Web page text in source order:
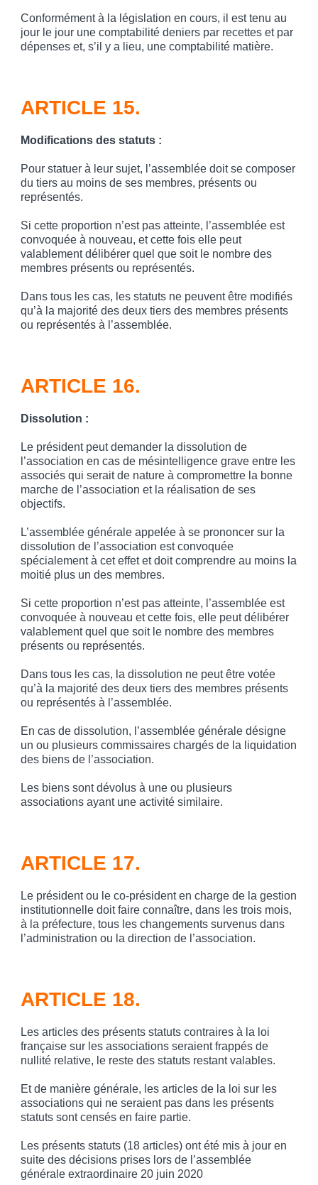
Conformément à la législation en cours, il est tenu au
jour le jour une comptabilité deniers par recettes et par
dépenses et, s’il y a lieu, une comptabilité matière.
ARTICLE 15.
Modifications des statuts :
Pour statuer à leur sujet, l’assemblée doit se composer
du tiers au moins de ses membres, présents ou
représentés.
Si cette proportion n’est pas atteinte, l’assemblée est
convoquée à nouveau, et cette fois elle peut
valablement délibérer quel que soit le nombre des
membres présents ou représentés.
Dans tous les cas, les statuts ne peuvent être modifiés
qu’à la majorité des deux tiers des membres présents
ou représentés à l’assemblée.
ARTICLE 16.
Dissolution :
Le président peut demander la dissolution de
l’association en cas de mésintelligence grave entre les
associés qui serait de nature à compromettre la bonne
marche de l’association et la réalisation de ses
objectifs.
L’assemblée générale appelée à se prononcer sur la
dissolution de l’association est convoquée
spécialement à cet effet et doit comprendre au moins la
moitié plus un des membres.
Si cette proportion n’est pas atteinte, l’assemblée est
convoquée à nouveau et cette fois, elle peut délibérer
valablement quel que soit le nombre des membres
présents ou représentés.
Dans tous les cas, la dissolution ne peut être votée
qu’à la majorité des deux tiers des membres présents
ou représentés à l’assemblée.
En cas de dissolution, l’assemblée générale désigne
un ou plusieurs commissaires chargés de la liquidation
des biens de l’association.
Les biens sont dévolus à une ou plusieurs
associations ayant une activité similaire.
ARTICLE 17.
Le président ou le co-président en charge de la gestion
institutionnelle doit faire connaître, dans les trois mois,
à la préfecture, tous les changements survenus dans
l’administration ou la direction de l’association.
ARTICLE 18.
Les articles des présents statuts contraires à la loi
française sur les associations seraient frappés de
nullité relative, le reste des statuts restant valables.
Et de manière générale, les articles de la loi sur les
associations qui ne seraient pas dans les présents
statuts sont censés en faire partie.
Les présents statuts (18 articles) ont été mis à jour en
suite des décisions prises lors de l’assemblée
générale extraordinaire 20 juin 2020